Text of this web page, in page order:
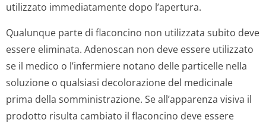
utilizzato immediatamente dopo l’apertura.
Qualunque parte di flaconcino non utilizzata subito deve
essere eliminata. Adenoscan non deve essere utilizzato
se il medico o l’infermiere notano delle particelle nella
soluzione o qualsiasi decolorazione del medicinale
prima della somministrazione. Se all’apparenza visiva il
prodotto risulta cambiato il flaconcino deve essere